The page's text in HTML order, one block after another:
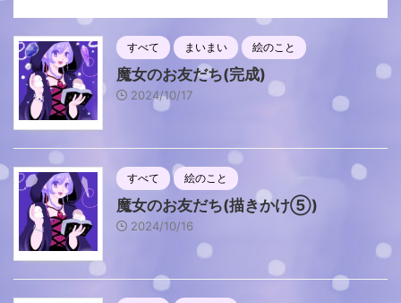
すべて まいまい 絵のこと
魔女のお友だち(完成)
2024/10/17
すべて 絵のこと
魔女のお友だち(描きかけ⑤)
2024/10/16